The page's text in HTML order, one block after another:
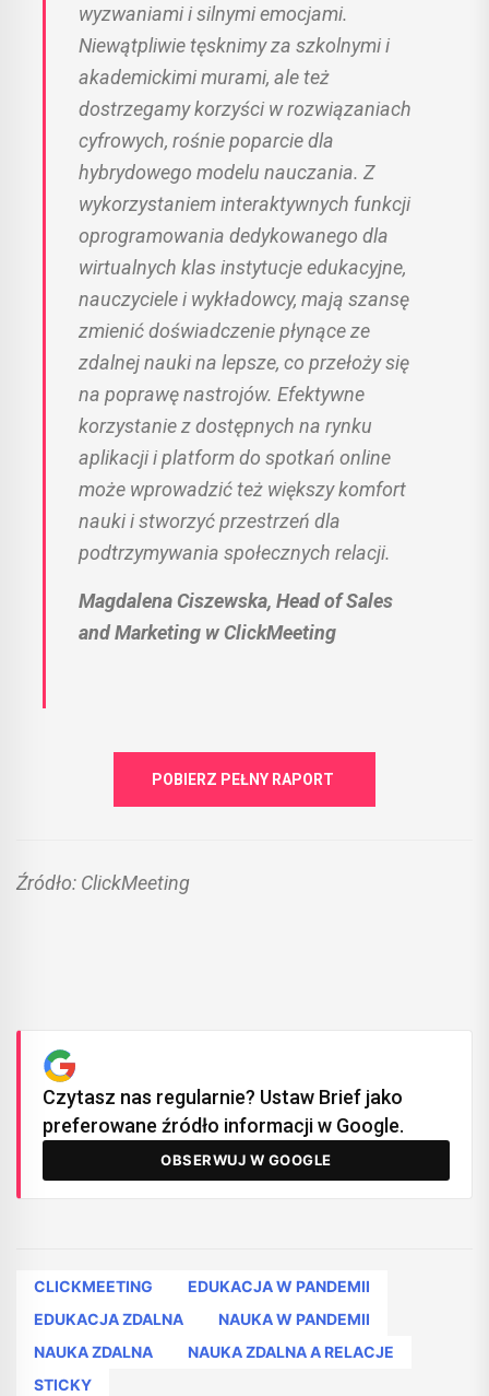
wyzwaniami i silnymi emocjami.
Niewątpliwie tęsknimy za szkolnymi i
akademickimi murami, ale też
dostrzegamy korzyści w rozwiązaniach
cyfrowych, rośnie poparcie dla
hybrydowego modelu nauczania. Z
wykorzystaniem interaktywnych funkcji
oprogramowania dedykowanego dla
wirtualnych klas instytucje edukacyjne,
nauczyciele i wykładowcy, mają szansę
zmienić doświadczenie płynące ze
zdalnej nauki na lepsze, co przełoży się
na poprawę nastrojów. Efektywne
korzystanie z dostępnych na rynku
aplikacji i platform do spotkań online
może wprowadzić też większy komfort
nauki i stworzyć przestrzeń dla
podtrzymywania społecznych relacji.
Magdalena Ciszewska, Head of Sales
and Marketing w ClickMeeting
POBIERZ PEŁNY RAPORT
Źródło: ClickMeeting
Czytasz nas regularnie? Ustaw Brief jako
preferowane źródło informacji w Google.
OBSERWUJ W GOOGLE
CLICKMEETING
EDUKACJA W PANDEMII
EDUKACJA ZDALNA
NAUKA W PANDEMII
NAUKA ZDALNA
NAUKA ZDALNA A RELACJE
STICKY